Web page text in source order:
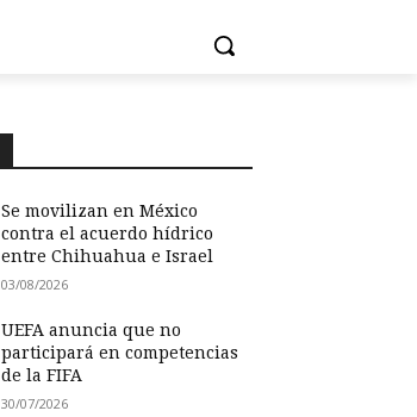
Se movilizan en México
contra el acuerdo hídrico
entre Chihuahua e Israel
03/08/2026
UEFA anuncia que no
participará en competencias
de la FIFA
30/07/2026